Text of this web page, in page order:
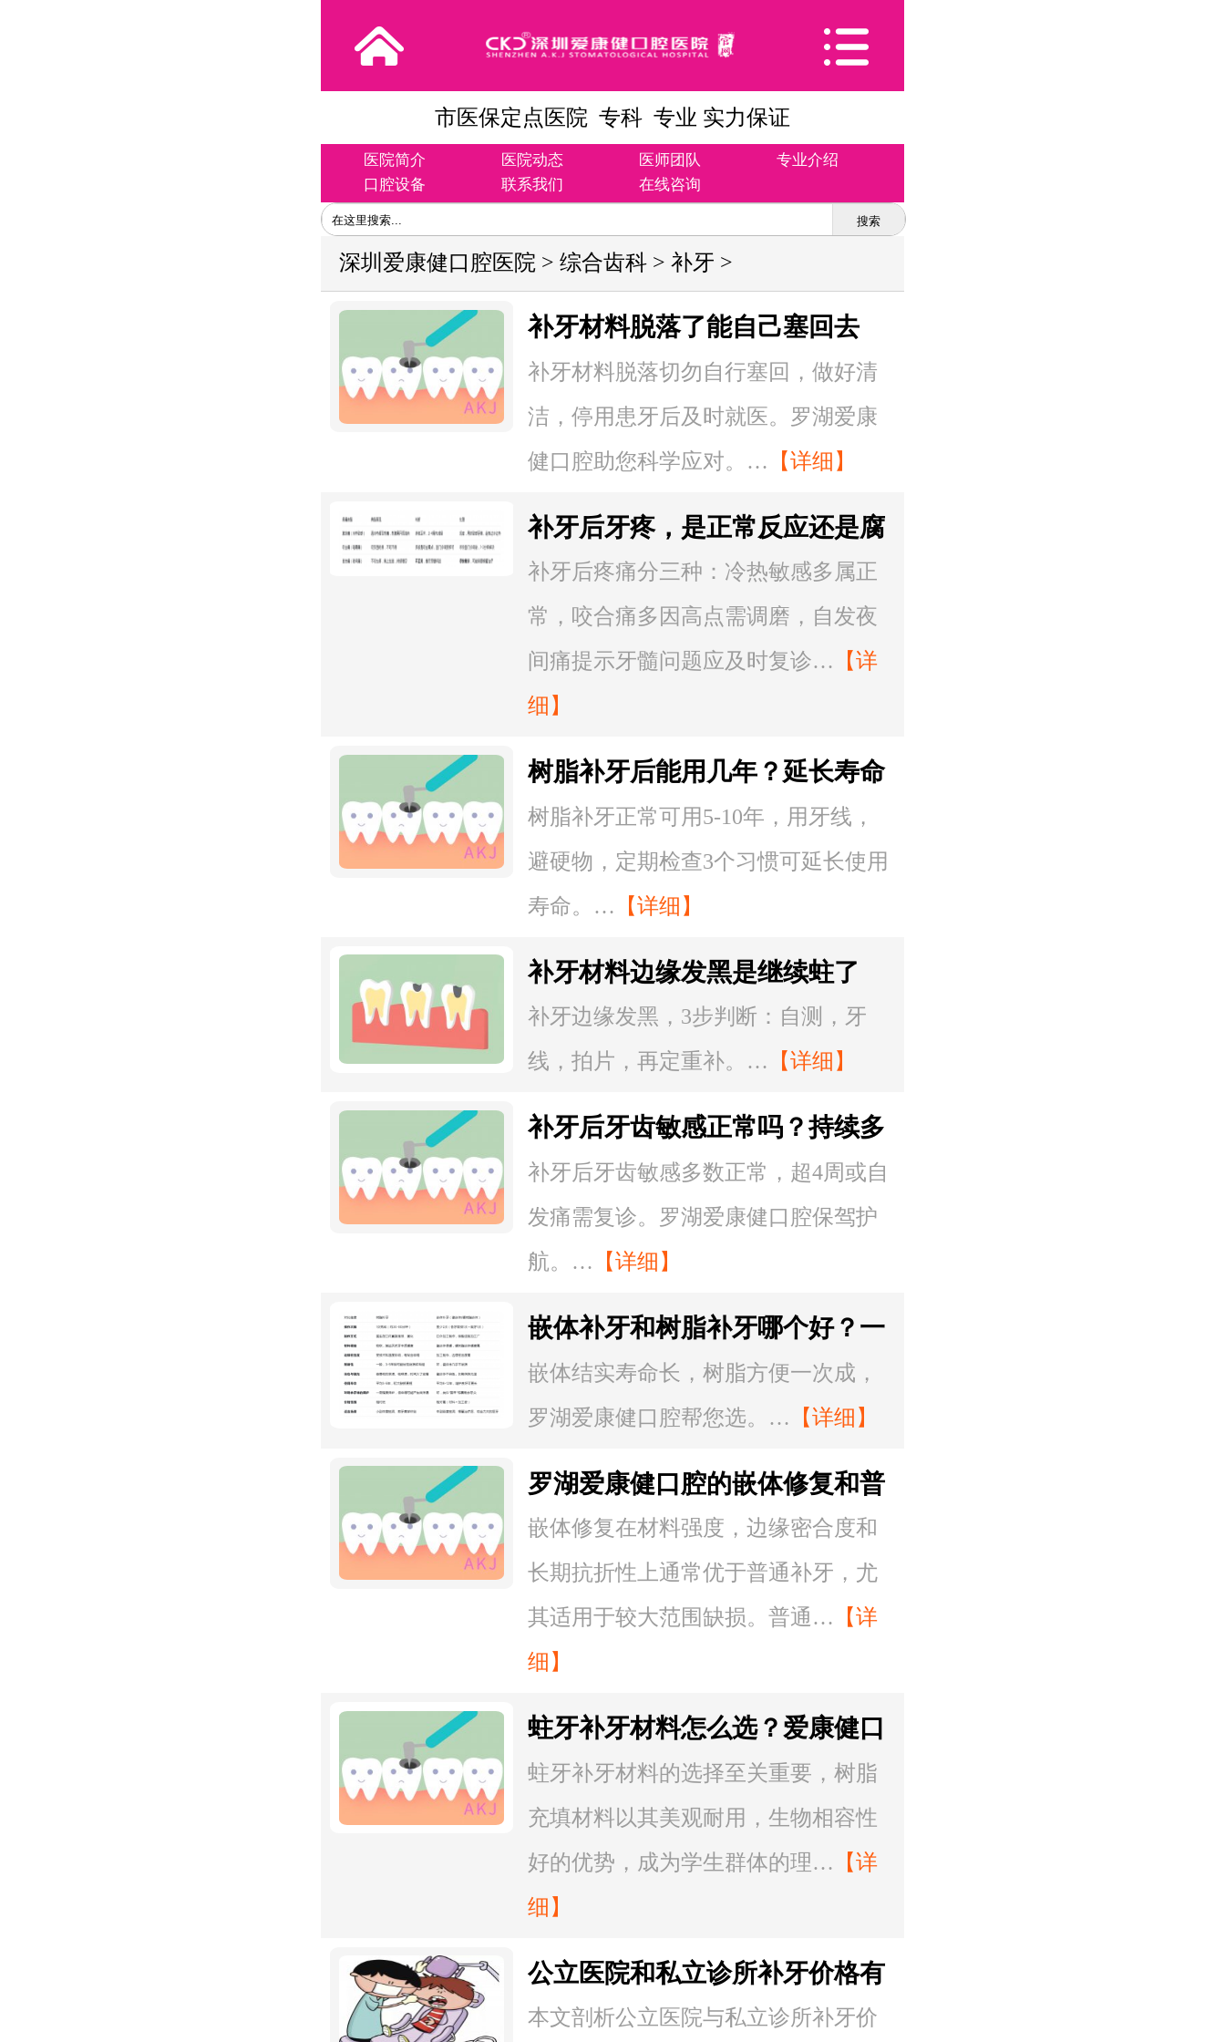
市医保定点医院 专科 专业 实力保证
医院简介 医院动态 医师团队
专业介绍
口腔设备
联系我们 在线咨询
搜索
深圳爱康健口腔医院 > 综合齿科 > 补牙 >
补牙材料脱落了能自己塞回去
吗？3个应急步骤+就医指南
补牙材料脱落切勿自行塞回，做好清
洁，停用患牙后及时就医。罗湖爱康
健口腔助您科学应对。… 【详细】
补牙后牙疼，是正常反应还是腐
质没去净？疼痛性质对照
补牙后疼痛分三种：冷热敏感多属正
常，咬合痛多因高点需调磨，自发夜
间痛提示牙髓问题应及时复诊… 【详
细】
树脂补牙后能用几年？延长寿命
的3个日常习惯
树脂补牙正常可用5-10年，用牙线，
避硬物，定期检查3个习惯可延长使用
寿命。… 【详细】
补牙材料边缘发黑是继续蛀了
吗？3步判断是否需要重补
补牙边缘发黑，3步判断：自测，牙
线，拍片，再定重补。… 【详细】
补牙后牙齿敏感正常吗？持续多
久需复诊？
补牙后牙齿敏感多数正常，超4周或自
发痛需复诊。罗湖爱康健口腔保驾护
航。… 【详细】
嵌体补牙和树脂补牙哪个好？一
张表格看懂区别怎么选
嵌体结实寿命长，树脂方便一次成，
罗湖爱康健口腔帮您选。… 【详细】
罗湖爱康健口腔的嵌体修复和普
通补牙，哪种更耐用？
嵌体修复在材料强度，边缘密合度和
长期抗折性上通常优于普通补牙，尤
其适用于较大范围缺损。普通… 【详
细】
蛀牙补牙材料怎么选？爱康健口
腔：暑假学生用树脂充填更耐
用？
蛀牙补牙材料的选择至关重要，树脂
充填材料以其美观耐用，生物相容性
好的优势，成为学生群体的理… 【详
细】
公立医院和私立诊所补牙价格有
何不同，该如何选择？
本文剖析公立医院与私立诊所补牙价